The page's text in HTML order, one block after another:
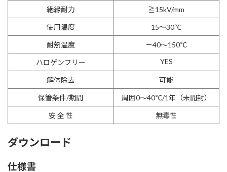
絶縁耐力 ≧15kV/mm
使用温度 15～30℃
耐熱温度 －40～150℃
ハロゲンフリー YES
解体除去 可能
保管条件/期間 周囲0～40℃/1年（未開封）
安 全 性 無毒性
ダウンロード
仕様書